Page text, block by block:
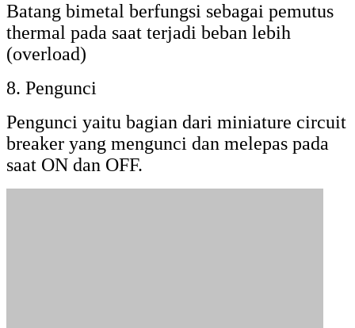
Batang bimetal berfungsi sebagai pemutus
thermal pada saat terjadi beban lebih
(overload)
8. Pengunci
Pengunci yaitu bagian dari miniature circuit
breaker yang mengunci dan melepas pada
saat ON dan OFF.